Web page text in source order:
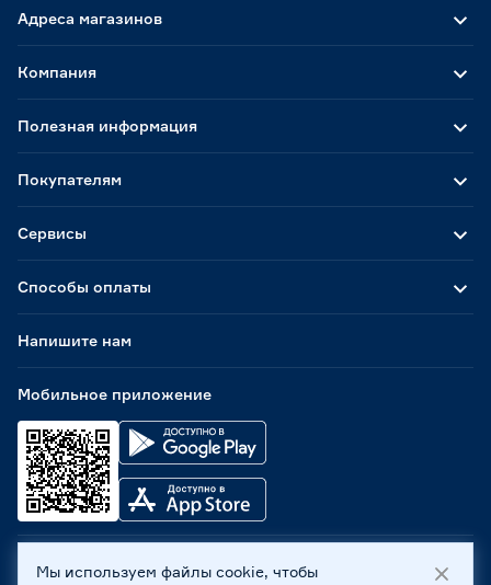
Адреса магазинов
Способы оплаты
Мобильное приложение
Компания
Полезная информация
Покупателям
Сервисы
Напишите нам
ООО «Бауцентр Рус» 2004 -2026, 236029, г. Калининград,
Мы используем файлы cookie, чтобы